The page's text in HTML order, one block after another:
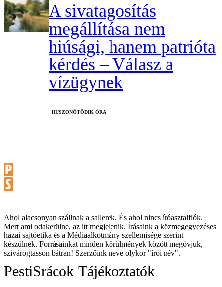
A sivatagosítás
megállítása nem
hiúsági, hanem patrióta
kérdés – Válasz a
vízügynek
HUSZONÖTÖDIK ÓRA
Ahol alacsonyan szállnak a sallerek. És ahol nincs íróasztalfiók.
Mert ami odakerülne, az itt megjelenik. Írásaink a közmegegyezéses
hazai sajtóetika és a Médiaalkotmány szellemisége szerint
készülnek. Forrásainkat minden körülmények között megóvjuk,
szivárogtasson bátran! Szerzőink neve olykor "írói név".
PestiSrácok Tájékoztatók